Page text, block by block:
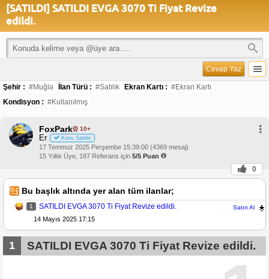
[SATILDI] SATILDI EVGA 3070 Ti Fiyat Revize
edildi.
Cevap Yaz
Şehir : #Muğla İlan Türü : #Satılık Ekran Kartı : #Ekran Kartı
Kondisyon : #Kullanılmış
FoxPark 10+
Er Konu Sahibi
17 Temmuz 2025 Perşembe 15:39:00 (4369 mesaj)
15 Yıllık Üye, 187 Referans için 5/5 Puan
0
Bu başlık altında yer alan tüm ilanlar;
1 SATILDI EVGA 3070 Ti Fiyat Revize edildi. Satın Al
14 Mayıs 2025 17:15
1 SATILDI EVGA 3070 Ti Fiyat Revize edildi.